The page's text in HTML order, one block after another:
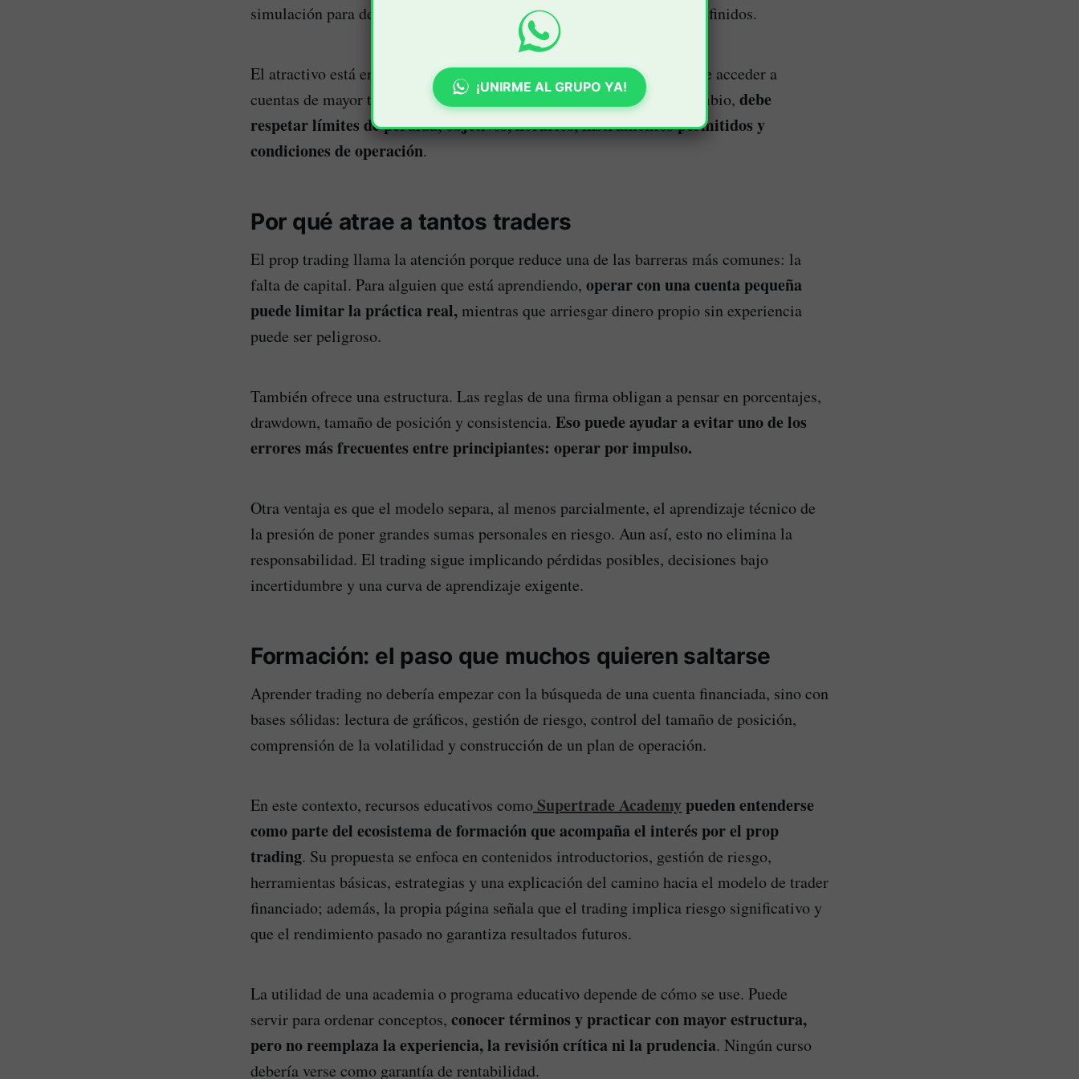
simulación para demostrar que puede operar con criterios de riesgo definidos.
El atractivo está en que una persona con conocimiento y método puede acceder a
cuentas de mayor tamaño que las que tendría por cuenta propia. A cambio, debe
respetar límites de pérdida, objetivos, horarios, instrumentos permitidos y
condiciones de operación.
Por qué atrae a tantos traders
El prop trading llama la atención porque reduce una de las barreras más comunes: la
falta de capital. Para alguien que está aprendiendo, operar con una cuenta pequeña
puede limitar la práctica real, mientras que arriesgar dinero propio sin experiencia
puede ser peligroso.
También ofrece una estructura. Las reglas de una firma obligan a pensar en porcentajes,
drawdown, tamaño de posición y consistencia. Eso puede ayudar a evitar uno de los
errores más frecuentes entre principiantes: operar por impulso.
Otra ventaja es que el modelo separa, al menos parcialmente, el aprendizaje técnico de
la presión de poner grandes sumas personales en riesgo. Aun así, esto no elimina la
responsabilidad. El trading sigue implicando pérdidas posibles, decisiones bajo
incertidumbre y una curva de aprendizaje exigente.
Formación: el paso que muchos quieren saltarse
Aprender trading no debería empezar con la búsqueda de una cuenta financiada, sino con
bases sólidas: lectura de gráficos, gestión de riesgo, control del tamaño de posición,
comprensión de la volatilidad y construcción de un plan de operación.
En este contexto, recursos educativos como Supertrade Academypueden entenderse
como parte del ecosistema de formación que acompaña el interés por el prop
trading. Su propuesta se enfoca en contenidos introductorios, gestión de riesgo,
herramientas básicas, estrategias y una explicación del camino hacia el modelo de trader
financiado; además, la propia página señala que el trading implica riesgo significativo y
que el rendimiento pasado no garantiza resultados futuros.
La utilidad de una academia o programa educativo depende de cómo se use. Puede
servir para ordenar conceptos, conocer términos y practicar con mayor estructura,
pero no reemplaza la experiencia, la revisión crítica ni la prudencia. Ningún curso
debería verse como garantía de rentabilidad.
¡UNIRME AL GRUPO YA!